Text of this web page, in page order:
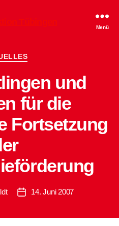
Menü
Kategorien
und
für die
Fortsetzung
Beitragsdatum
14. Juni 2007